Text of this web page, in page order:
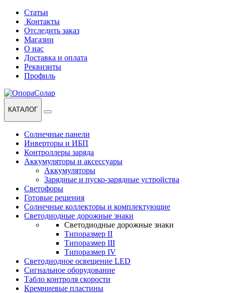
Перейти
навигации
Перейти
содержанию
Статьи
Контакты
Отследить заказ
Магазин
О нас
Доставка и оплата
Реквизиты
Профиль
КАТАЛОГ
Солнечные панели
Инверторы и ИБП
Контроллеры заряда
Аккумуляторы и аксессуары
Аккумуляторы
Зарядные и пуско-зарядные устройства
Светофоры
Готовые решения
Солнечные коллекторы и комплектующие
Светодиодные дорожные знаки
Светодиодные дорожные знаки
Типоразмер II
Типоразмер III
Типоразмер IV
Светодиодное освещение LED
Сигнальное оборудование
Табло контроля скорости
Кремниевые пластины